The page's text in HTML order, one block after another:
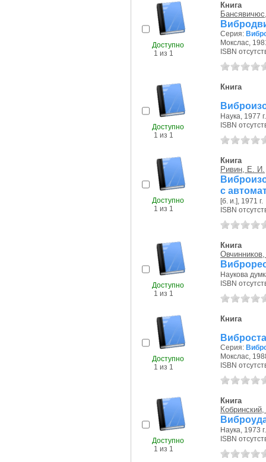
Доступно
1 из 1
Книга
Серия:
Мокслас,
ISBN
Доступно
1 из 1
Книга
Наука, 1977 г.
ISBN
Доступно
1 из 1
Книга
Ривин, Е. И.
с
[б. и.], 1971 г.
ISBN
Доступно
1 из 1
Книга
Наукова
ISBN
Доступно
1 из 1
Книга
Серия:
Мокслас,
ISBN
Доступно
1 из 1
Книга
Наука, 1973 г.
ISBN